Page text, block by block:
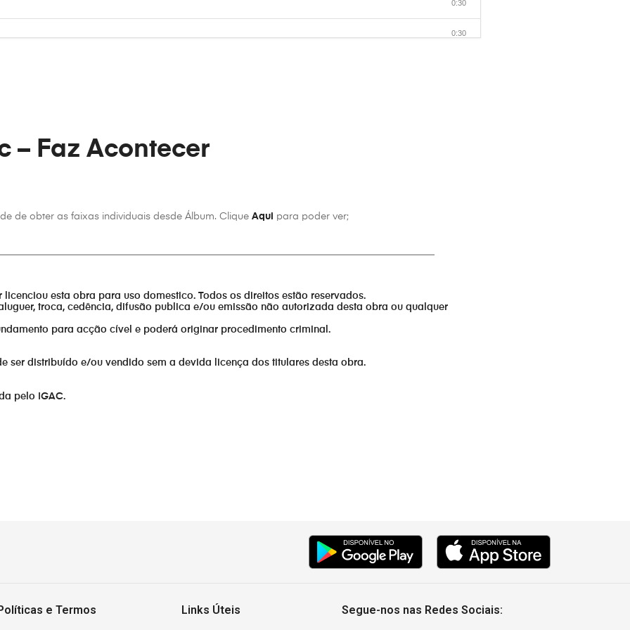
0:30
0:30
– Faz Acontecer
de obter as faixas individuais desde Álbum. Clique Aqui para poder ver;
esta obra para uso domestico. Todos os direitos estão reservados.
troca, cedência, difusão publica e/ou emissão não autorizada desta obra ou qualquer
para acção cível e poderá originar procedimento criminal.
ser distribuído e/ou vendido sem a devida licença dos titulares desta obra.
pelo IGAC.
e Termos Links Úteis Segue-nos nas Redes Sociais: